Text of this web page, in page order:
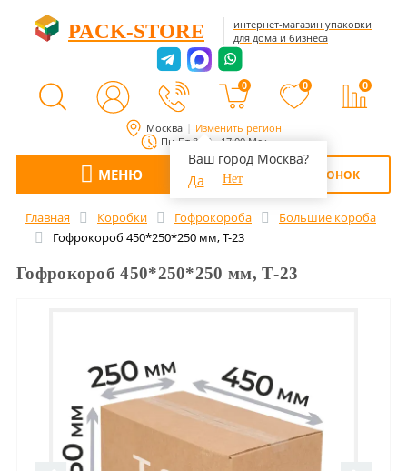
Москва Изменить регион
Ваш город Москва?
Да
Нет
Пн-Пт 8:00 - 17:00 Мск
PACK-STORE
интернет-магазин упаковки
для дома и бизнеса
0 0 0
МЕНЮ ОБРАТНЫЙ ЗВОНОК
Главная Коробки Гофрокороба
Большие короба
Гофрокороб 450*250*250 мм, Т-23
Гофрокороб 450*250*250 мм, Т-23